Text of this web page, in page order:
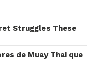
Struggles These
de Muay Thai que